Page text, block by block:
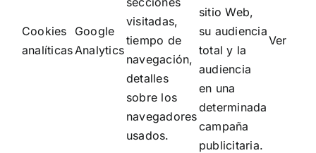
Cookies
analíticas
Google
Analytics
visitadas,
tiempo de
navegación,
detalles
sobre los
navegadores
usados.
sitio Web,
su audiencia
total y la
audiencia
en una
determinada
campaña
publicitaria.
Ver